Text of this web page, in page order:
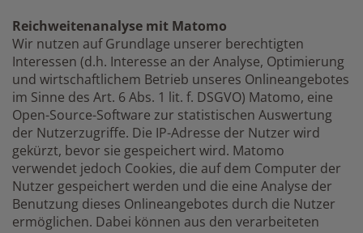
Reichweitenanalyse mit Matomo
Wir nutzen auf Grundlage unserer berechtigten
Interessen (d.h. Interesse an der Analyse, Optimierung
und wirtschaftlichem Betrieb unseres Onlineangebotes
im Sinne des Art. 6 Abs. 1 lit. f. DSGVO) Matomo, eine
Open-Source-Software zur statistischen Auswertung
der Nutzerzugriffe. Die IP-Adresse der Nutzer wird
gekürzt, bevor sie gespeichert wird. Matomo
verwendet jedoch Cookies, die auf dem Computer der
Nutzer gespeichert werden und die eine Analyse der
Benutzung dieses Onlineangebotes durch die Nutzer
ermöglichen. Dabei können aus den verarbeiteten